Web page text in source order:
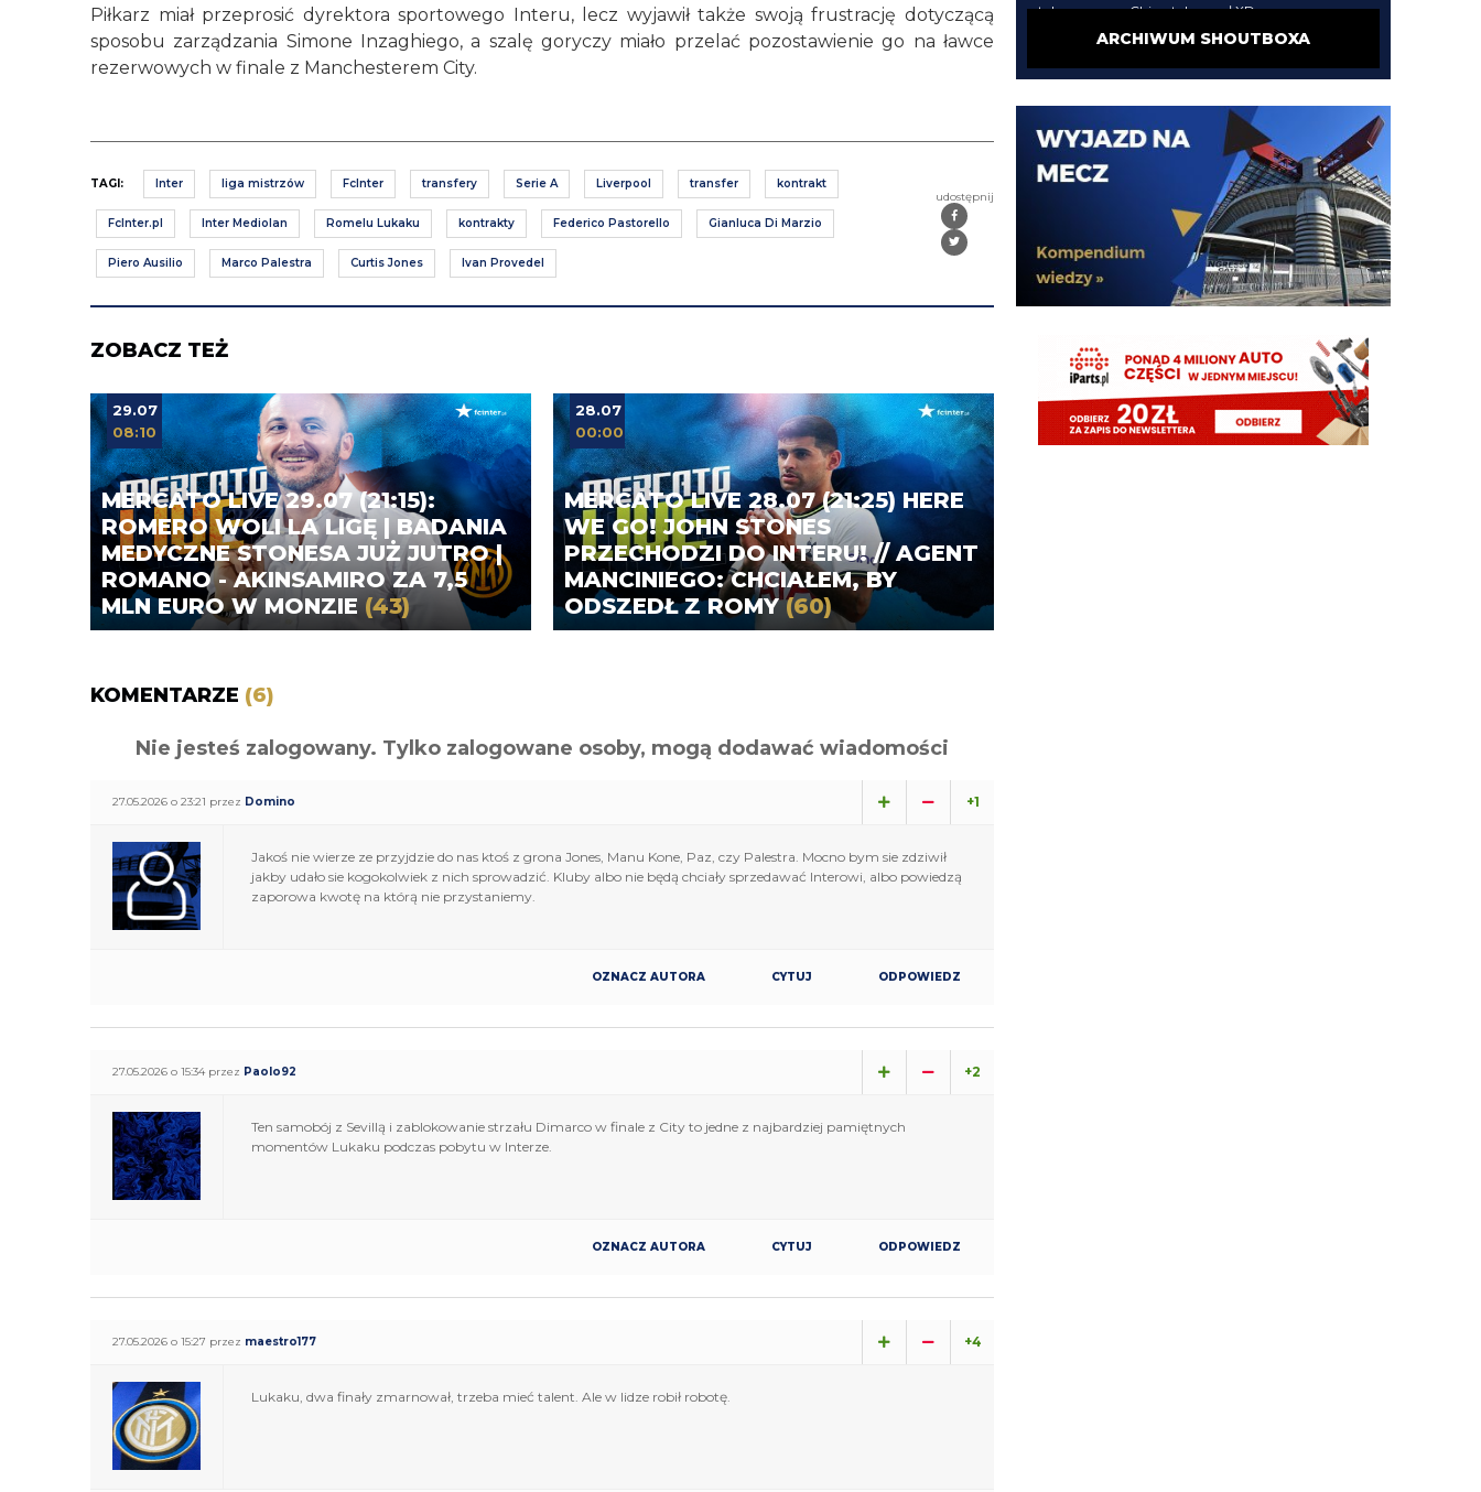
Piłkarz miał przeprosić dyrektora sportowego Interu, lecz wyjawił także swoją frustrację dotyczącą
sposobu zarządzania Simone Inzaghiego, a szalę goryczy miało przelać pozostawienie go na ławce
rezerwowych w finale z Manchesterem City.
TAGI: Inter liga mistrzów FcInter transfery Serie A Liverpool transfer kontrakt
FcInter.pl Inter Mediolan Romelu Lukaku kontrakty Federico Pastorello Gianluca Di Marzio
Piero Ausilio Marco Palestra Curtis Jones Ivan Provedel
udostępnij
ZOBACZ TEŻ
MERCATO LIVE 29.07 (21:15):
ROMERO WOLI LA LIGĘ | BADANIA
MEDYCZNE STONESA JUŻ JUTRO |
ROMANO - AKINSAMIRO ZA 7,5
MLN EURO W MONZIE (43)
29.07
08:10
MERCATO LIVE 28.07 (21:25) HERE
WE GO! JOHN STONES
PRZECHODZI DO INTERU! // AGENT
MANCINIEGO: CHCIAŁEM, BY
ODSZEDŁ Z ROMY(60)
28.07
00:00
KOMENTARZE (6)
Nie jesteś zalogowany. Tylko zalogowane osoby, mogą dodawać wiadomości
27.05.2026 o 23:21 przez Domino +1
Jakoś nie wierze ze przyjdzie do nas ktoś z grona Jones, Manu Kone, Paz, czy Palestra. Mocno bym sie zdziwił
jakby udało sie kogokolwiek z nich sprowadzić. Kluby albo nie będą chciały sprzedawać Interowi, albo powiedzą
zaporowa kwotę na którą nie przystaniemy.
OZNACZ AUTORA CYTUJ ODPOWIEDZ
27.05.2026 o 15:34 przez Paolo92 +2
Ten samobój z Sevillą i zablokowanie strzału Dimarco w finale z City to jedne z najbardziej pamiętnych
momentów Lukaku podczas pobytu w Interze.
OZNACZ AUTORA CYTUJ ODPOWIEDZ
27.05.2026 o 15:27 przez maestro177 +4
Lukaku, dwa finały zmarnował, trzeba mieć talent. Ale w lidze robił robotę.
tak na pewno Chivu tak uznał XD
pismaki zawsze maja info z opoznieniem. Moze juz
Claudio 06.08.2026 23:57
Żebyscie sie jeszcze nie zdziwili jak CHivu po
treningach uznal ze Pavard ma motywacje i
odpowiednie umiejetnosci i sam chce by zostal, a
kasa ma isc na inne pozycje
Jaworeq
06.08.2026 23:33
06.08.2026 23:14
Misterem X był Benjamin Pavard. Witamy w
Interze!
ARCHIWUM SHOUTBOXA